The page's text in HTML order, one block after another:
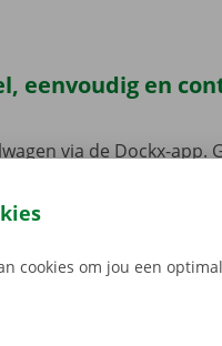
eenvoudig en
via de Dockx-app.
uit het aanbod
gratis app nu voor
cookies om jou een